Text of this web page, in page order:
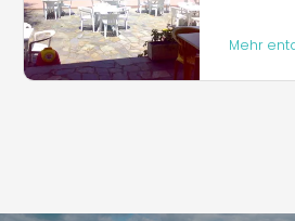
Mehr